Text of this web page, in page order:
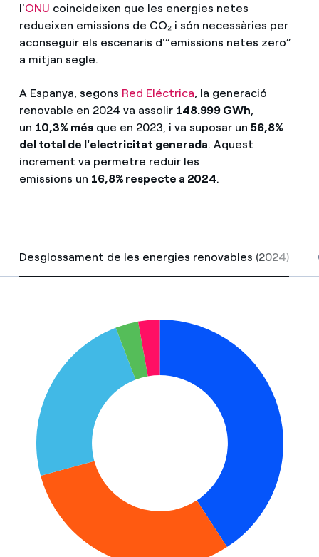
l'ONU coincideixen que les energies netes
redueixen emissions de CO₂ i són necessàries per
aconseguir els escenaris d'“emissions netes zero”
a mitjan segle.
A Espanya, segons Red Eléctrica, la generació
renovable en 2024 va assolir 148.999 GWh,
un 10,3% més que en 2023, i va suposar un 56,8%
del total de l'electricitat generada. Aquest
increment va permetre reduir les
emissions un 16,8% respecte a 2024.
Desglossament de les energies renovables (2024)